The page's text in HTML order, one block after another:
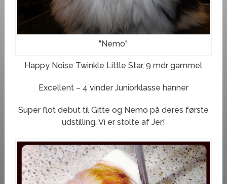
"Nemo"
Happy Noise Twinkle Little Star, 9 mdr gammel
Excellent – 4 vinder Juniorklasse hanner
Super flot debut til Gitte og Nemo på deres første
udstilling. Vi er stolte af Jer!